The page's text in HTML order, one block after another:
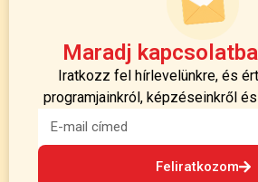
Maradj
Iratkozz fel hírlevelünkre, és
programjainkról, képzéseinkről
Feliratkozom